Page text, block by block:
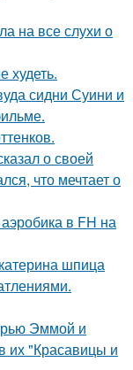
на все слухи о
худеть.
сидни Суини и
о своей
что мечтает о
в FH на
шпица
Эммой и
их "Красавицы и